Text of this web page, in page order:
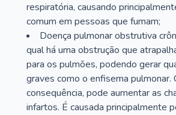
respiratória, causando
comum em pessoas que fumam;
Doença pulmonar obstrutiva
qual há uma obstrução que
para os pulmões, podendo gerar
graves como o enfisema pulmonar.
consequência, pode aumentar as
infartos. É causada principalmente